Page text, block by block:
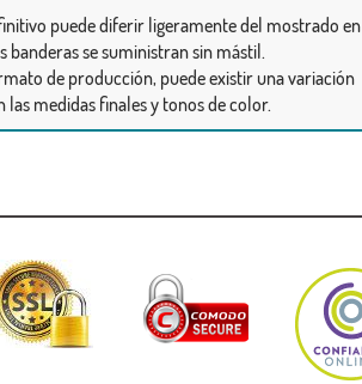
puede diferir ligeramente del mostrado en
banderas se suministran sin mástil.
de producción, puede existir una variación
las medidas finales y tonos de color.